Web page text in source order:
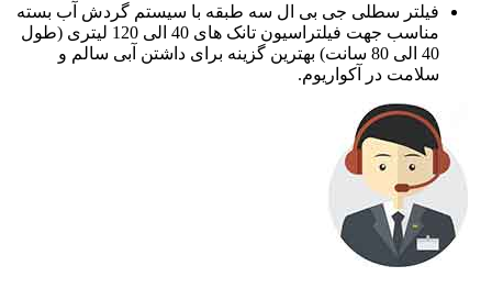
فیلتر سطلی جی بی ال سه طبقه با سیستم گردش آب بسته
مناسب جهت فیلتراسیون تانک های 40 الی 120 لیتری (طول
40 الی 80 سانت) بهترین گزینه برای داشتن آبی سالم و
سلامت در آکواریوم.